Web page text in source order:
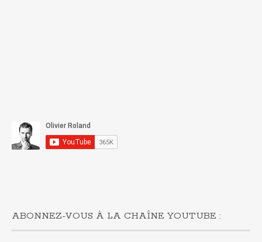
ABONNEZ-VOUS À LA CHAÎNE YOUTUBE :